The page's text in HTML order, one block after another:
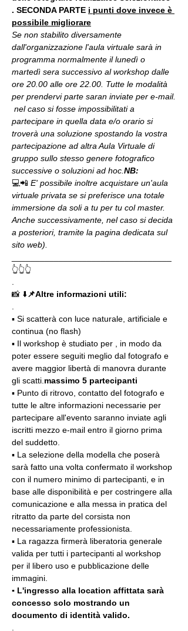
. SECONDA PARTE i punti dove invece è
possibile migliorare
Se non stabilito diversamente
dall'organizzazione l'aula virtuale sarà in
programma normalmente il lunedì o
martedì sera successivo al workshop dalle
ore 20.00 alle ore 22.00. Tutte le modalità
per prendervi parte saran inviate per e-mail.
partecipare in quella data e/o orario si
troverà una soluzione spostando la vostra
partecipazione ad altra Aula Virtuale di
gruppo sullo stesso genere fotografico
successive o soluzioni ad hoc. NB:
💻📲 E' possibile inoltre acquistare un'aula
virtuale privata se si preferisce una totale
immersione da soli a tu per tu col master.
Anche successivamente, nel caso si decida
a posteriori, tramite la pagina dedicata sul
sito web).
👆👆👆
📸 ⬇️📌Altre informazioni utili:
▪️ Si scatterà con luce naturale, artificiale e
continua (no flash)
▪️ Il workshop è studiato per
, in modo da
poter essere seguiti meglio dal fotografo e
avere maggior libertà di manovra durante
gli scatti. massimo 5 partecipanti
▪️ Punto di ritrovo, contatto del fotografo e
tutte le altre informazioni necessarie per
partecipare all'evento saranno inviate agli
iscritti mezzo e-mail entro il giorno prima
del suddetto.
▪️ La selezione della modella che poserà
sarà fatto una volta confermato il workshop
con il numero minimo di partecipanti, e in
base alle disponibilità e per costringere alla
comunicazione e alla messa in pratica del
ritratto da parte del corsista non
necessariamente professionista.
▪️ La ragazza firmerà liberatoria generale
valida per tutti i partecipanti al workshop
per il libero uso e pubblicazione delle
immagini.
▪️ L'ingresso alla location affittata sarà
concesso solo mostrando un
documento di identità valido.